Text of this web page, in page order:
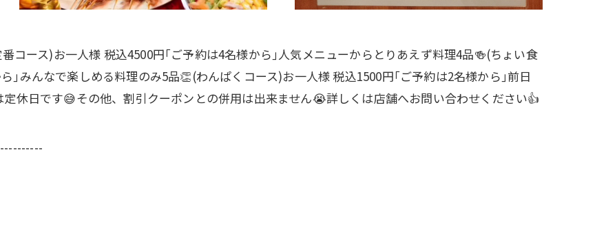
コース)お一人様 税込4500円｢ご予約は4名様から｣人気メニューからとりあえず料理4品🍻(ちょい食
｣みんなで楽しめる料理のみ5品👏(わんぱくコース)お一人様 税込1500円｢ご予約は2名様から｣前日
休日です😅その他、割引クーポンとの併用は出来ません😭詳しくは店舗へお問い合わせください👍